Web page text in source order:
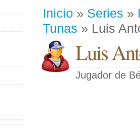
Inicio » Series »
Tunas » Luis
Luis
Jugador de